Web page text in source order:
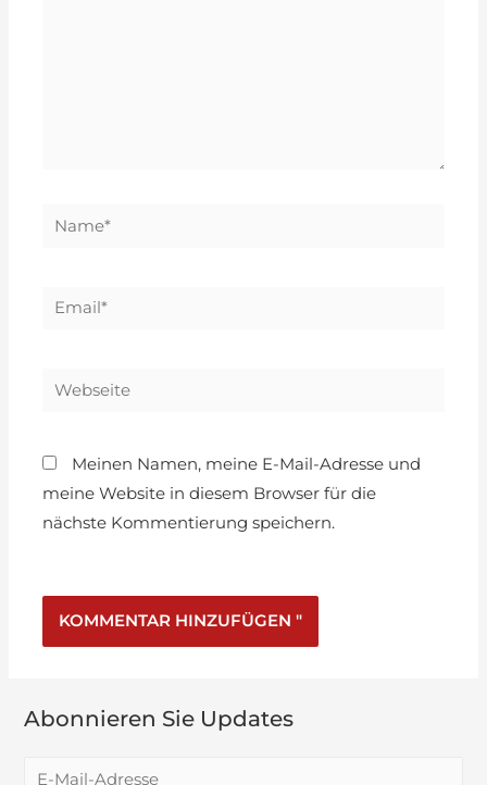
Meinen Namen, meine E-Mail-Adresse und
meine Website in diesem Browser für die
nächste Kommentierung speichern.
Abonnieren Sie Updates